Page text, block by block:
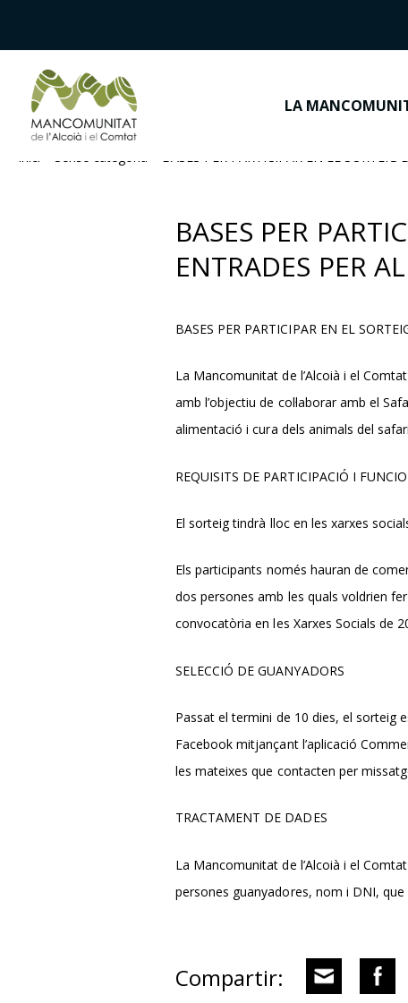
LA
BASES PER
ENTRADES PER
BASES PER PARTICIPAR EN EL
La Mancomunitat de l’Alcoià i el
amb l’objectiu de col·laborar amb el
alimentació i cura dels animals del
REQUISITS DE PARTICIPACIÓ I
El sorteig tindrà lloc en les xarxes
Els participants només hauran de
dos persones amb les quals voldrien
convocatòria en les Xarxes Socials de
SELECCIÓ DE GUANYADORS
Passat el termini de 10 dies, el sorteig
Facebook mitjançant l’aplicació
les mateixes que contacten per
TRACTAMENT DE DADES
La Mancomunitat de l’Alcoià i el
persones guanyadores, nom i DNI,
Compartir: